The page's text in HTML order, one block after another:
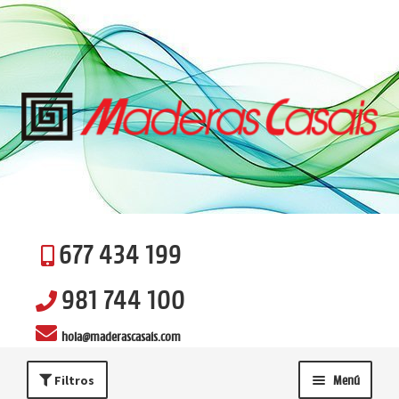
a
navegación
al
contenido
Menú
677 434 199
981 744 100
hola@maderascasais.com
Filtros